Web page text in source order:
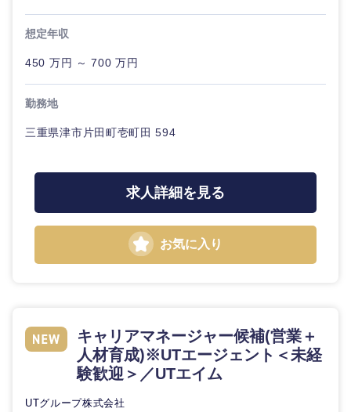
想定年収
450 万円 ～ 700 万円
勤務地
三重県津市片田町壱町田 594
求人詳細を見る
お気に入り
キャリアマネージャー候補(営業＋
人材育成)※UTエージェント＜未経
験歓迎＞／UTエイム
UTグループ株式会社